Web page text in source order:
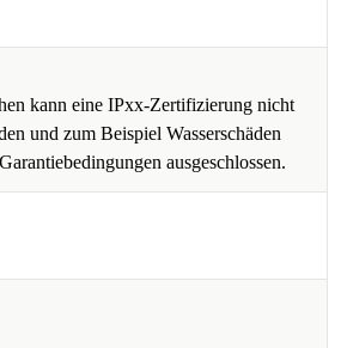
kann eine IPxx-Zertifizierung nicht
und zum Beispiel Wasserschäden
ausgeschlossen.